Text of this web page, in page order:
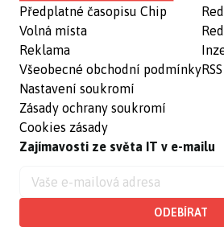
Předplatné časopisu Chip
Volná místa
Reklama
Všeobecné obchodní podmínky
Nastavení soukromí
Zásady ochrany soukromí
Cookies zásady
RSS
Zajímavosti ze světa IT v e-mailu
ODEBÍRAT